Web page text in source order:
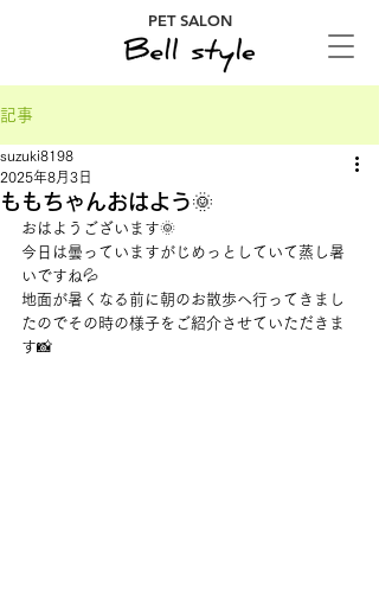
PET SALON
記事
ももちゃんおはよう🌞
suzuki8198
2025年8月3日
おはようございます🌞
今日は曇っていますがじめっとしていて蒸し暑
いですね💦
地面が暑くなる前に朝のお散歩へ行ってきまし
たのでその時の様子をご紹介させていただきま
す📸